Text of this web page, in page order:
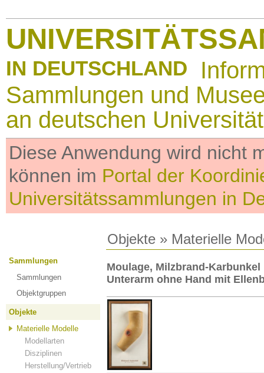
IN DEUTSCHLAND
Sammlungen und
an deutschen
Diese Anwendung wird nicht
können im Portal der
Universitätssammlungen in
Objekte » Materielle
Sammlungen
Sammlungen
Objektgruppen
Objekte
Materielle Modelle
Modellarten
Disziplinen
Herstellung/Vertrieb
Moulage, Milzbrand-
Unterarm ohne Hand mit